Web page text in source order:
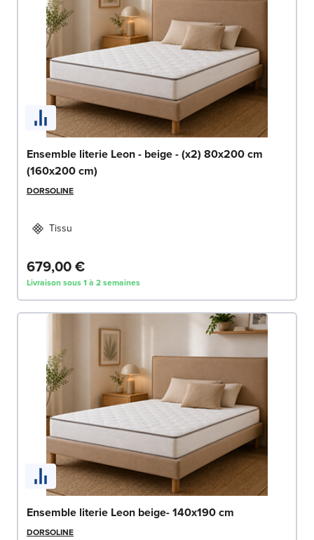
Ensemble literie Leon - beige - (x2) 80x200 cm
(160x200 cm)
DORSOLINE
Tissu
679,00 €
Livraison sous 1 à 2 semaines
Ensemble literie Leon beige- 140x190 cm
DORSOLINE